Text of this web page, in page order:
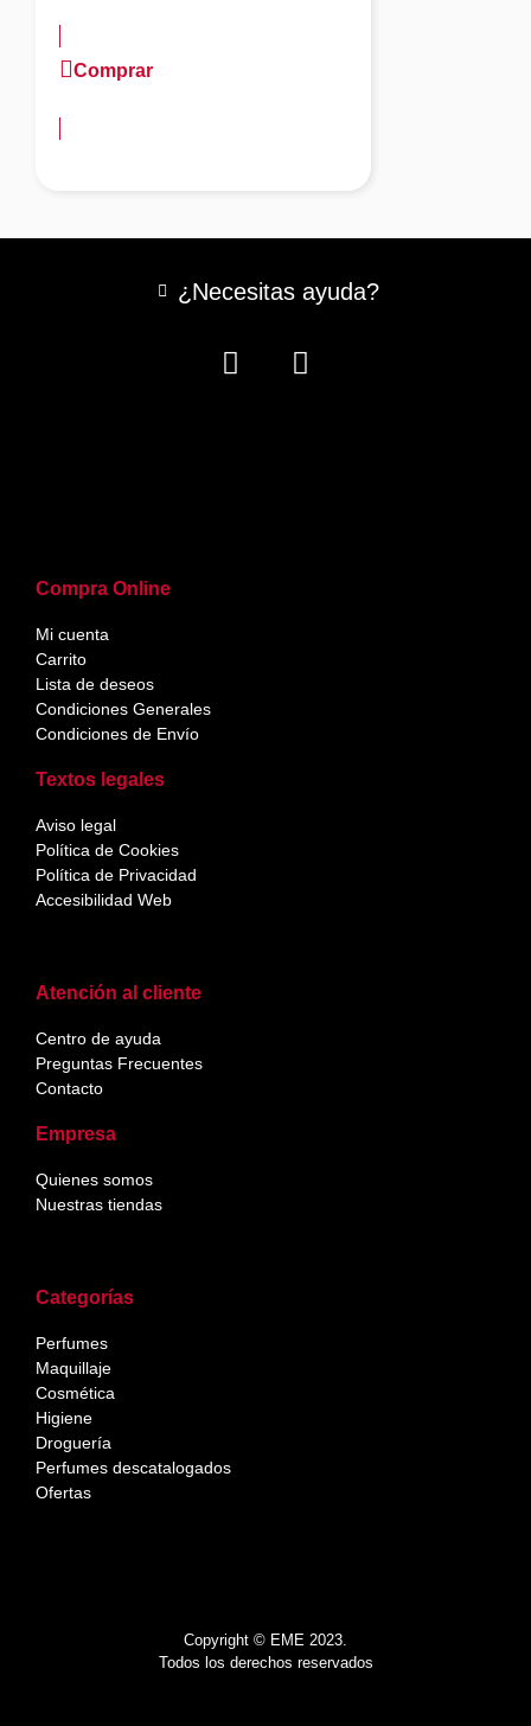
Comprar
Copyright © EME 2023.
Todos los derechos reservados
Categorías
Perfumes
Maquillaje
Cosmética
Higiene
Droguería
Perfumes descatalogados
Ofertas
Atención al cliente
Centro de ayuda
Preguntas Frecuentes
Contacto
Empresa
Quienes somos
Nuestras tiendas
Compra Online
Mi cuenta
Carrito
Lista de deseos
Condiciones Generales
Condiciones de Envío
Textos legales
Aviso legal
Política de Cookies
Política de Privacidad
Accesibilidad Web
¿Necesitas ayuda?